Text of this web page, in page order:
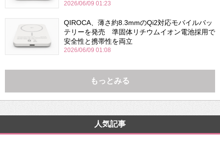
2026/06/09 01:23
QIROCA、薄さ約8.3mmのQi2対応モバイルバッ
テリーを発売 準固体リチウムイオン電池採用で
安全性と携帯性を両立
2026/06/09 01:08
もっとみる
人気記事